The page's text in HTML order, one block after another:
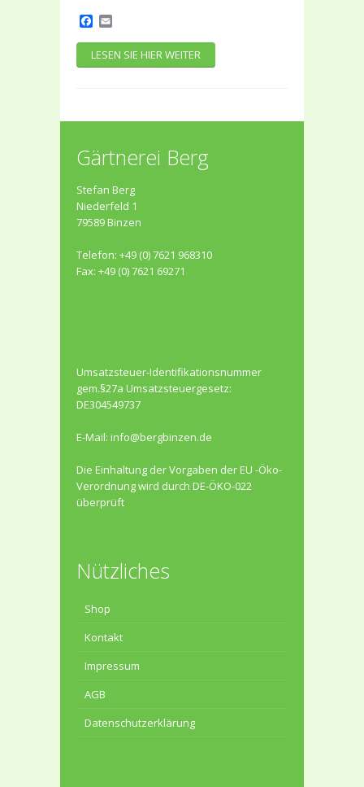
Facebook
LESEN SIE HIER WEITER
Gärtnerei Berg
Stefan Berg
Niederfeld 1
79589 Binzen
Telefon: +49 (0) 7621 968310
Fax: +49 (0) 7621 69271
Umsatzsteuer-Identifikationsnummer
gem.§27a Umsatzsteuergesetz:
DE304549737
E-Mail: info@bergbinzen.de
Die Einhaltung der Vorgaben der EU -Öko-
Verordnung wird durch DE-ÖKO-022
überprüft
Nützliches
Shop
Kontakt
Impressum
AGB
Datenschutzerklärung